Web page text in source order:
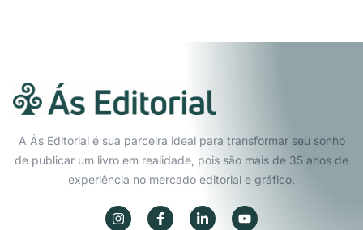
A Ás Editorial é sua parceira ideal para transformar seu sonho
de publicar um livro em realidade, pois são mais de 35 anos de
experiência no mercado editorial e gráfico.